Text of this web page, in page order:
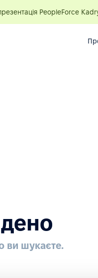
PeopleForce
ви шукаєте.